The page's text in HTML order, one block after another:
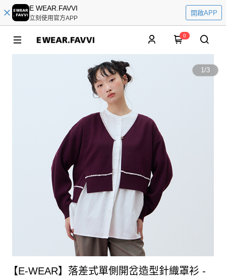
E WEAR.FAVVI
立刻使用官方APP
開啟APP
0
1/3
【E-WEAR】落差式單側開岔造型針織罩衫 -